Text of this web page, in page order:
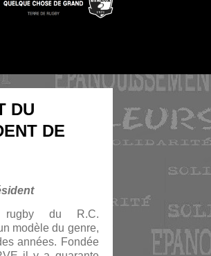
DU
DE
rugby du R.C.
modèle du genre,
années. Fondée